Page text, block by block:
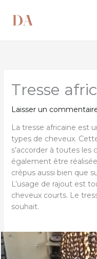
contenu
Tresse
Laisser un
La tresse africaine est
types de cheveux.
s’accorder à toutes les
également être
crépus aussi bien que
L’usage de rajout est
cheveux courts. Le
souhait.